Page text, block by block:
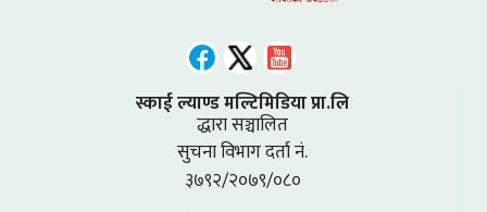
स्काई ल्याण्ड मल्टिमिडिया प्रा.लि
द्धारा सञ्चालित
सुचना विभाग दर्ता नं.
३७९२/२०७९/०८०